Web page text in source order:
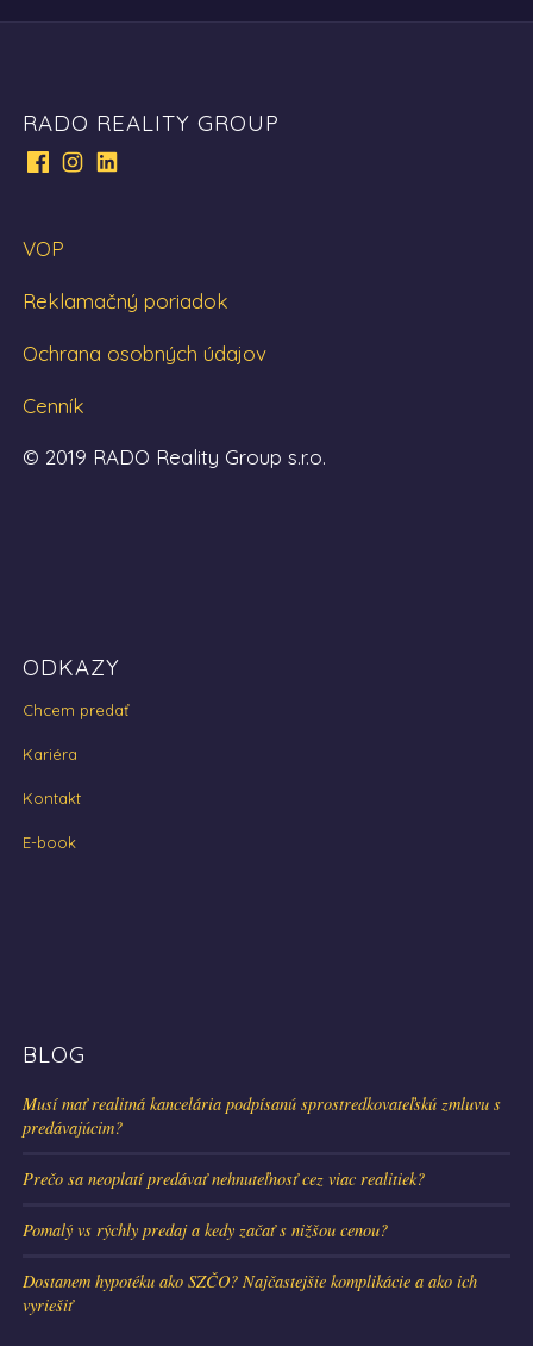
RADO REALITY GROUP
VOP
Reklamačný poriadok
Ochrana osobných údajov
Cenník
© 2019 RADO Reality Group s.r.o.
ODKAZY
Chcem predať
Kariéra
Kontakt
E-book
BLOG
Musí mať realitná kancelária podpísanú sprostredkovateľskú zmluvu s
predávajúcim?
Prečo sa neoplatí predávať nehnuteľnosť cez viac realitiek?
Pomalý vs rýchly predaj a kedy začať s nižšou cenou?
Dostanem hypotéku ako SZČO? Najčastejšie komplikácie a ako ich
vyriešiť